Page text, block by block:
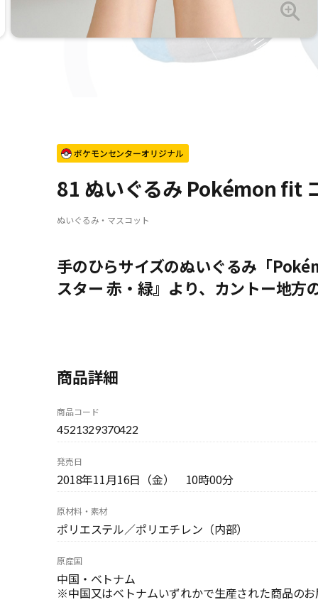
ポケモンセンターオリジナル
81 ぬいぐるみ Pokémon fit
ぬいぐるみ・マスコット
手のひらサイズのぬいぐるみ「
スター 赤・緑』より、カントー地方
商品詳細
商品コード
4521329370422
発売日
2018年11月16日（金） 10時00分
原材料・素材
ポリエステル／ポリエチレン（内部）
原産国
中国・ベトナム
※中国又はベトナムいずれかで生産された商品の